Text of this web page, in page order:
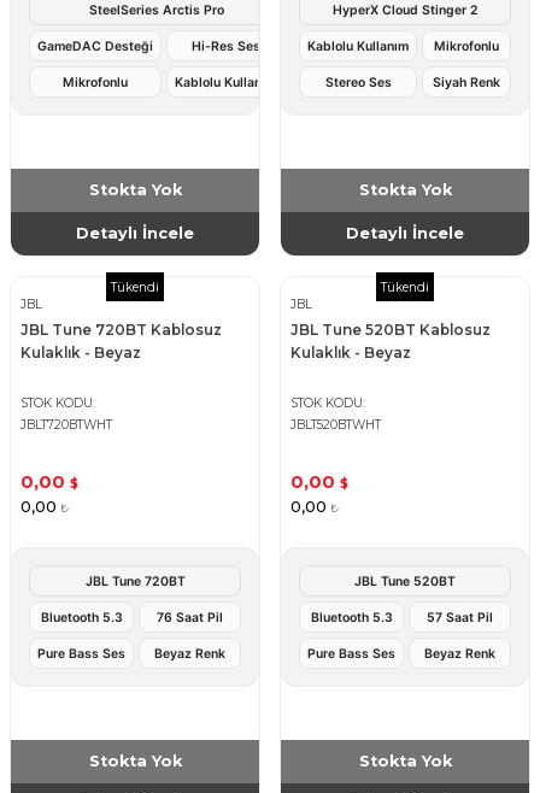
SteelSeries Arctis Pro
GameDAC Desteği Hi-Res Ses
Mikrofonlu Kablolu Kullanım
Stokta Yok
Detaylı İncele
HyperX Cloud Stinger 2
Kablolu Kullanım Mikrofonlu
Stereo Ses Siyah Renk
Stokta Yok
Detaylı İncele
Tükendi
JBL
JBL Tune 720BT Kablosuz
Kulaklık - Beyaz
STOK KODU
JBLT720BTWHT
0,00 $
0,00 ₺
JBL Tune 720BT
Bluetooth 5.3 76 Saat Pil
Pure Bass Ses Beyaz Renk
Stokta Yok
Tükendi
JBL
JBL Tune 520BT Kablosuz
Kulaklık - Beyaz
STOK KODU
JBLT520BTWHT
0,00 $
0,00 ₺
JBL Tune 520BT
Bluetooth 5.3 57 Saat Pil
Pure Bass Ses Beyaz Renk
Stokta Yok